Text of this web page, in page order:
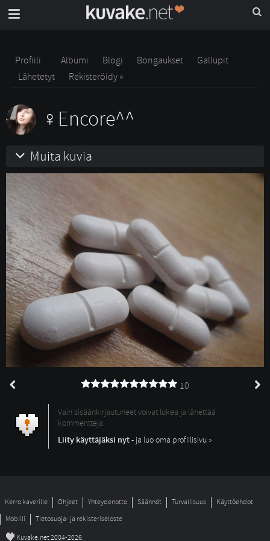
Profiili Albumi Blogi Bongaukset
Gallupit
Lähetetyt
Rekisteröidy »
Encore^^
Muita kuvia
10
Vain sisäänkirjautuneet voivat lukea ja lähettää
kommentteja.
Liity käyttäjäksi nyt- ja luo oma profiilisivu »
Kerro kaverille Ohjeet Yhteydenotto Säännöt Turvallisuus
Käyttöehdot
Mobiili
Tietosuoja- ja rekisteriseloste
© Kuvake.net 2004-2026.